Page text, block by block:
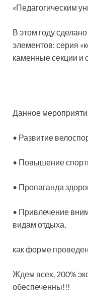
«Педагогическим
В этом году
элементов: серия
каменные секции и
Данное
• Развитие
• Повышение
• Пропаганда
• Привлечение
видам отдыха,
как форме
Ждем всех, 200%
обеспеченны!!!